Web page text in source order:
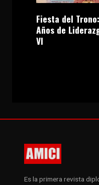
Fiesta del
Años de
VI
Es la primera revista